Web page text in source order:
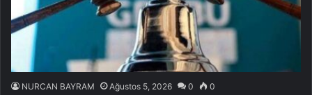
NURCAN BAYRAM Ağustos 5, 2026 0 0